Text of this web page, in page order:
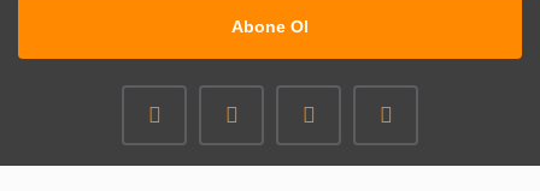
Abone Ol